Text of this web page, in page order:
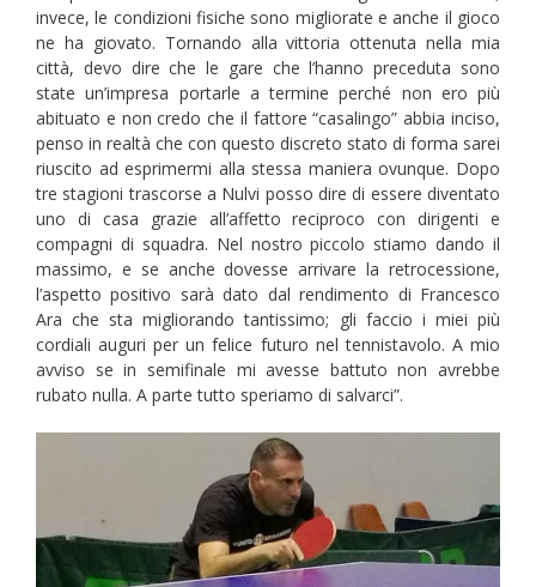
invece, le condizioni fisiche sono migliorate e anche il gioco
ne ha giovato. Tornando alla vittoria ottenuta nella mia
città, devo dire che le gare che l’hanno preceduta sono
state un’impresa portarle a termine perché non ero più
abituato e non credo che il fattore “casalingo” abbia inciso,
penso in realtà che con questo discreto stato di forma sarei
riuscito ad esprimermi alla stessa maniera ovunque. Dopo
tre stagioni trascorse a Nulvi posso dire di essere diventato
uno di casa grazie all’affetto reciproco con dirigenti e
compagni di squadra. Nel nostro piccolo stiamo dando il
massimo, e se anche dovesse arrivare la retrocessione,
l’aspetto positivo sarà dato dal rendimento di Francesco
Ara che sta migliorando tantissimo; gli faccio i miei più
cordiali auguri per un felice futuro nel tennistavolo. A mio
avviso se in semifinale mi avesse battuto non avrebbe
rubato nulla. A parte tutto speriamo di salvarci”.